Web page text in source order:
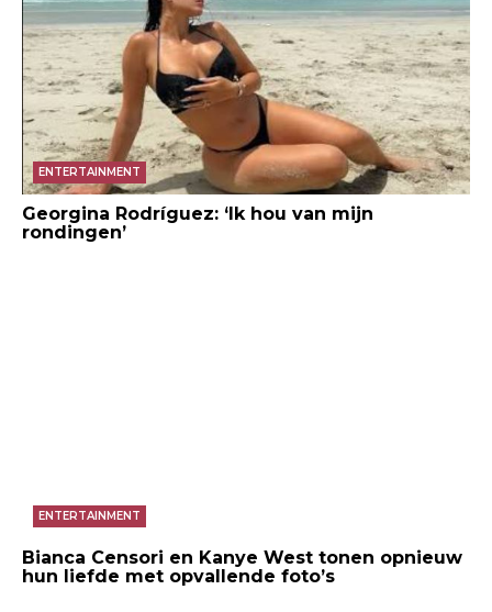
ENTERTAINMENT
Georgina Rodríguez: ‘Ik hou van mijn
rondingen’
ENTERTAINMENT
Bianca Censori en Kanye West tonen opnieuw
hun liefde met opvallende foto’s